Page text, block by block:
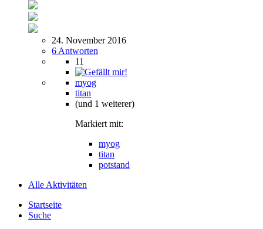
24. November 2016
6 Antworten
11
myog
titan
(und 1 weiterer)
Markiert mit:
myog
titan
potstand
Alle Aktivitäten
Startseite
Suche